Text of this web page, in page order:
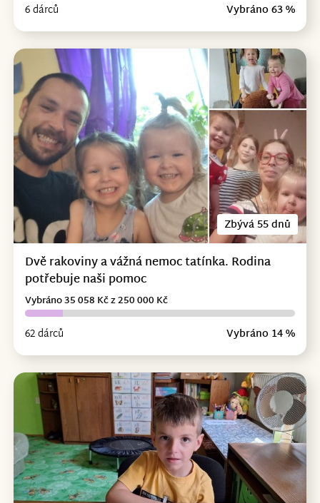
6 dárců Vybráno 63 %
Zbývá 55 dnů
Dvě rakoviny a vážná nemoc tatínka. Rodina
potřebuje naši pomoc
62 dárců Vybráno 14 %
Vybráno 35 058 Kč z 250 000 Kč